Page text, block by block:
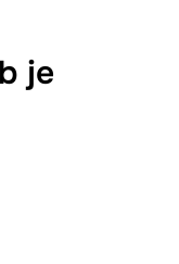
je